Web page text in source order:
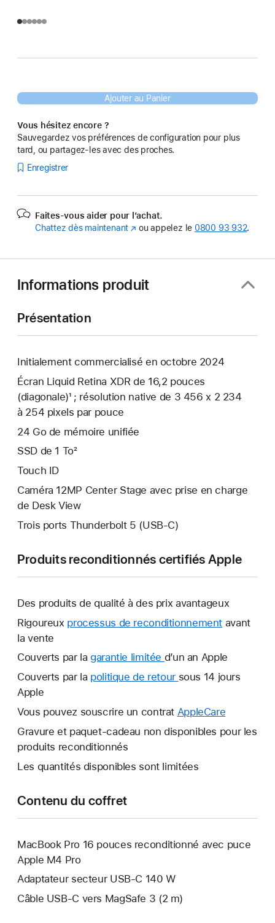
Ajouter au Panier
Vous hésitez encore ?
Sauvegardez vos préférences de configuration pour plus
tard, ou partagez-les avec des proches.
Enregistrer
Faites-vous aider pour l’achat.
Chattez dès maintenant (s’ouvre
ou appelez le 0800 93 932.
Informations produit
Présentation
Initialement commercialisé en octobre 2024
Écran Liquid Retina XDR de 16,2 pouces
(diagonale)¹ ; résolution native de 3 456 x 2 234
à 254 pixels par pouce
24 Go de mémoire unifiée
SSD de 1 To²
Touch ID
Caméra 12MP Center Stage avec prise en charge
de Desk View
Trois ports Thunderbolt 5 (USB‑C)
Produits reconditionnés certifiés Apple
Des produits de qualité à des prix avantageux
Rigoureux processus de reconditionnement avant
la vente
Couverts par la garantie limitée Une
nouvelle
d’un an Apple
Couverts par la politique de retour Une
fenêtre
sous 14 jours
Apple
Vous pouvez souscrire un contrat AppleCare
nouvelle
Gravure et paquet-cadeau non disponibles pour les
produits reconditionnés
Les quantités disponibles sont limitées
Contenu du coffret
MacBook Pro 16 pouces reconditionné avec puce
Apple M4 Pro
Adaptateur secteur USB-C 140 W
Câble USB-C vers MagSafe 3 (2 m)